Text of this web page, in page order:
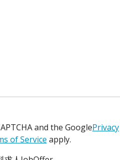
and the GooglePrivacy
of Service apply.